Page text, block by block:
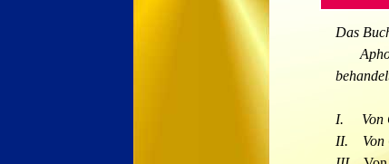
Das
I.
Von
II.
Von